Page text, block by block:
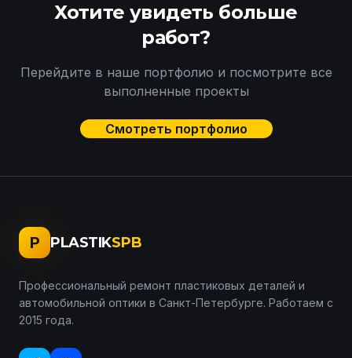
Хотите увидеть больше
работ?
Перейдите в наше портфолио и посмотрите все
выполненные проекты
Смотреть портфолио
P PLASTIKSPB
Профессиональный ремонт пластиковых деталей и
автомобильной оптики в Санкт-Петербурге. Работаем с
2015 года.